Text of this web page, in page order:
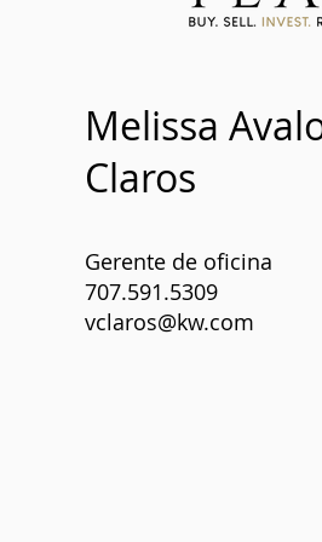
Melissa
Claros
Gerente de oficina
707.591.5309
vclaros@kw.com